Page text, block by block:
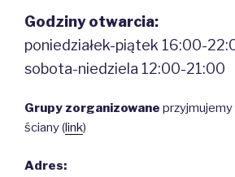
Godziny otwarcia:
poniedziałek-piątek 16:00-
sobota-niedziela 12:00-21:00
Grupy zorganizowane
ściany (link)
Adres: